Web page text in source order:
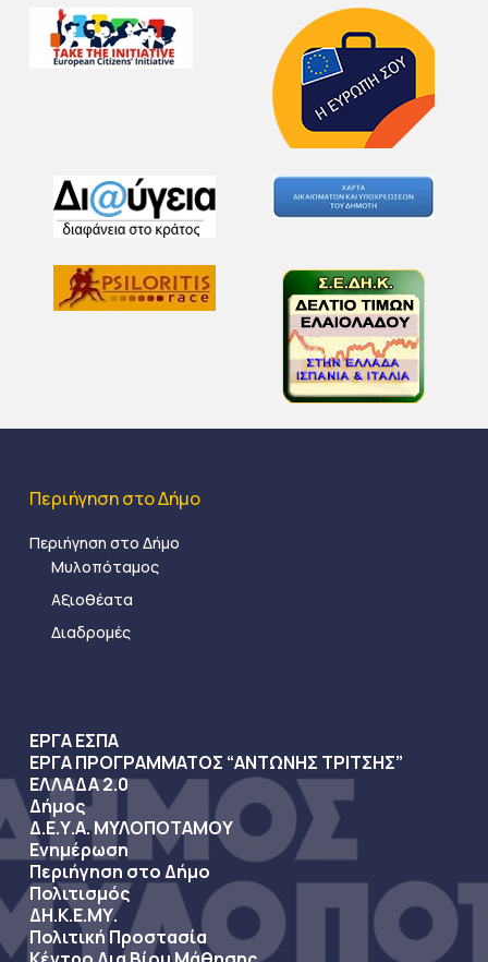
Περιήγηση στο Δήμο
Περιήγηση στο Δήμο
Μυλοπόταμος
Αξιοθέατα
Διαδρομές
ΕΡΓΑ ΕΣΠΑ
ΕΡΓΑ ΠΡΟΓΡΑΜΜΑΤΟΣ “ΑΝΤΩΝΗΣ ΤΡΙΤΣΗΣ”
ΕΛΛΑΔΑ 2.0
Δήμος
Δ.Ε.Υ.Α. ΜΥΛΟΠΟΤΑΜΟΥ
Ενημέρωση
Περιήγηση στο Δήμο
Πολιτισμός
ΔΗ.Κ.Ε.ΜΥ.
Πολιτική Προστασία